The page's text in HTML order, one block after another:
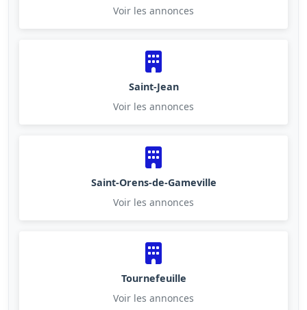
Voir les annonces
Saint-Jean
Voir les annonces
Saint-Orens-de-Gameville
Voir les annonces
Tournefeuille
Voir les annonces